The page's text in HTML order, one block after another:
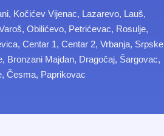
Kočićev Vijenac, Lazarevo, Lauš,
Obilićevo, Petrićevac, Rosulje,
Centar 1, Centar 2, Vrbanja, Srpske
Bronzani Majdan, Dragočaj, Šargovac,
Česma, Paprikovac